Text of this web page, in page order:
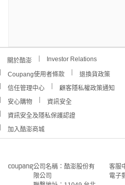
關於酷澎 Investor Relations
Coupang使用者條款
退換貨政策
信任管理中心
顧客隱私權政策通知
安心購物
資訊安全
資訊安全及隱私保護認證
加入酷澎商城
公司名稱：酷澎股份有
限公司
客服
電子